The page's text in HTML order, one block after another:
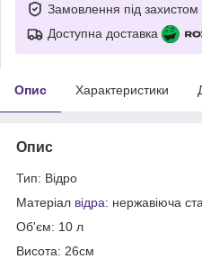
Замовлення під захистом
Доступна доставка
Опис Характеристики
Опис
Тип: Відро
Матеріал відра: нержавіюча
Об'єм: 10 л
Висота: 26см